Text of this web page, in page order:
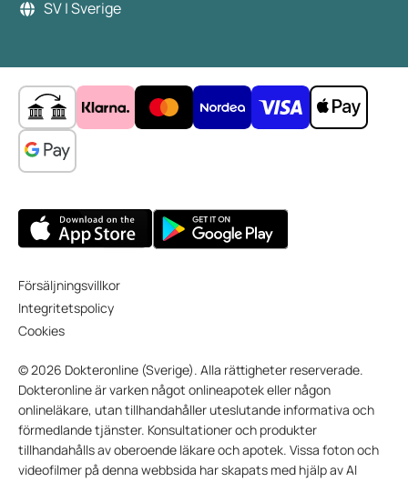
SV | Sverige
Försäljningsvillkor
Integritetspolicy
Cookies
© 2026 Dokteronline (Sverige). Alla rättigheter reserverade.
Dokteronline är varken något onlineapotek eller någon
onlineläkare, utan tillhandahåller uteslutande informativa och
förmedlande tjänster. Konsultationer och produkter
tillhandahålls av oberoende läkare och apotek. Vissa foton och
videofilmer på denna webbsida har skapats med hjälp av AI